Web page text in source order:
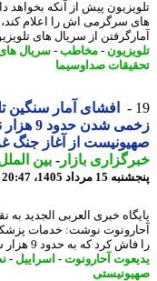
پیش از آنکه بخواهد
سرگرمی اش را اعلام کند، با
از سریال های تلویزیون
-مخاطب-سریال های
صداوسیما
افشای آمار سنگین
زخمی شدن حدود 9
از آغاز جنگ غزه
بازار- بین الملل-
1405، 20:47
خبری العربی الجدید به نقل
نوشت: خدمات پزشکی
که به حدود 9 هزار سرباز و افسر می رسد. - به گزارش بازار ...
آحارونوت-اسراییل -